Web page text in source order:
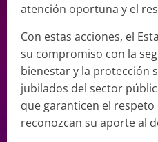
atención oportuna y el
Con estas acciones, el
su compromiso con la
bienestar y la protección
jubilados del sector
que garanticen el respeto
reconozcan su aporte al